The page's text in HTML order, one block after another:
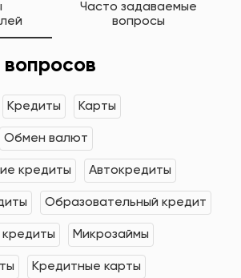
Часто задаваемые
вопросы
вопросов
Кредиты Карты
Обмен валют
кредиты Автокредиты
Образовательный кредит
Микрозаймы
Кредитные карты